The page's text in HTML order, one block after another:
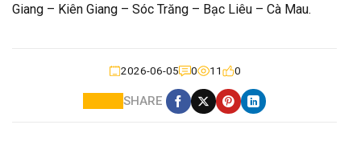
Giang – Kiên Giang – Sóc Trăng – Bạc Liêu – Cà Mau.
2026-06-05 0 11 0
SHARE